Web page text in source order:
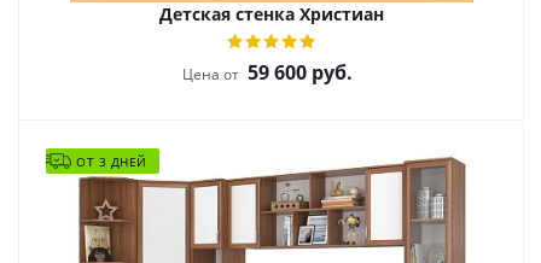
Детская стенка Христиан
Цена от 59 600 руб.
ОТ 3 ДНЕЙ